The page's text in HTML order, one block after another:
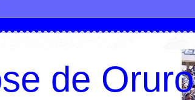
de Oruro